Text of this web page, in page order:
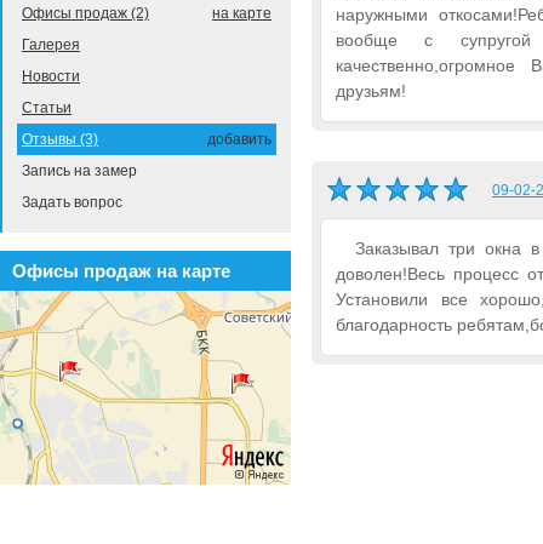
наружными
вообще с
друзьям!
09-02-
Заказывал три окна
доволен!Весь процесс
Установили все
благодарность
на карте
Офисы продаж (2)
Галерея
Новости
Статьи
добавить
Отзывы (3)
Запись на замер
Задать вопрос
Офисы продаж на карте